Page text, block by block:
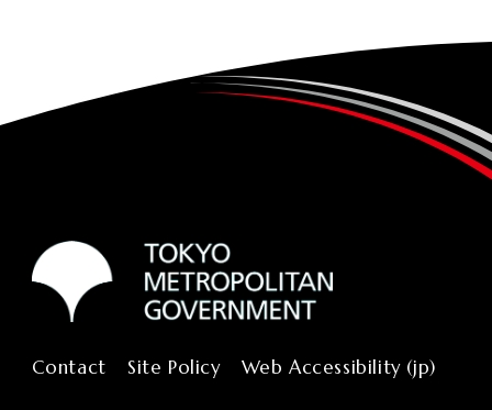
Contact Site Policy Web Accessibility (jp)